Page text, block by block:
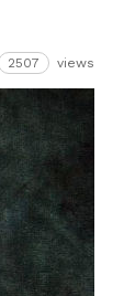
2507 views